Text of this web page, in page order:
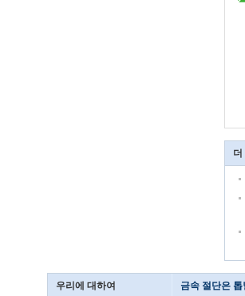
더
우리에 대하여 금속 절단은 톱